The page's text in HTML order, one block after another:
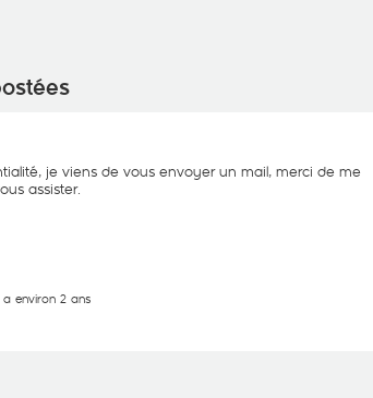
je viens de vous envoyer un mail, merci de me
assister.
a environ 2 ans